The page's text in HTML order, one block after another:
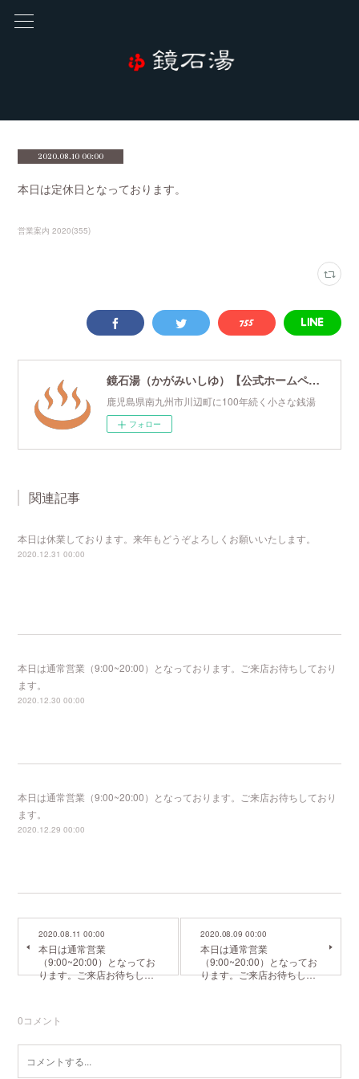
2020.08.10 00:00
本日は定休日となっております。
営業案内 2020(355)
鏡石湯（かがみいしゆ）【公式ホームページ】
鹿児島県南九州市川辺町に100年続く小さな銭湯
フォロー
関連記事
本日は休業しております。来年もどうぞよろしくお願いいたします。
2020.12.31 00:00
本日は通常営業（9:00~20:00）となっております。ご来店お待ちしており
ます。
2020.12.30 00:00
本日は通常営業（9:00~20:00）となっております。ご来店お待ちしており
ます。
2020.12.29 00:00
2020.08.11 00:00
本日は通常営業
（9:00~20:00）となってお
ります。ご来店お待ちし…
2020.08.09 00:00
本日は通常営業
（9:00~20:00）となってお
ります。ご来店お待ちし…
0コメント